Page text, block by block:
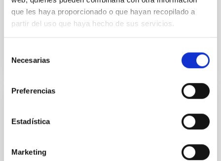
que les haya proporcionado o que hayan recopilado a
partir del uso que haya hecho de sus servicios.
Necesarias
Preferencias
Estadística
Marketing
realiza en los Observatorios de Canarias.
13/09/2024
Informe anual CCI 2021
variedad y la vitalidad de la investigación que se